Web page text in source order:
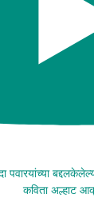
पवारयांच्या
कविता अल्हाट